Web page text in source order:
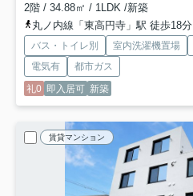
2階 / 34.88㎡ / 1LDK /新築
丸ノ内線「東高円寺」駅 徒歩18分
バス・トイレ別 室内洗濯機置場
電気有
都市ガス
礼0 即入居可 新築
賃貸マンション